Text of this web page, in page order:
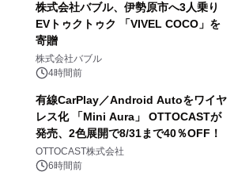
株式会社バブル、伊勢原市へ3人乗り
EVトゥクトゥク 「VIVEL COCO」を
寄贈
株式会社バブル
4時間前
有線CarPlay／Android Autoをワイヤ
レス化 「Mini Aura」 OTTOCASTが
発売、2色展開で8/31まで40％OFF！
OTTOCAST株式会社
6時間前